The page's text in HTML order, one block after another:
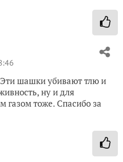
шашки убивают тлю и
ну и для
газом тоже. Спасибо за